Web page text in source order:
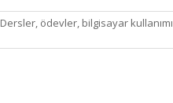
Dersler, ödevler, bilgisayar